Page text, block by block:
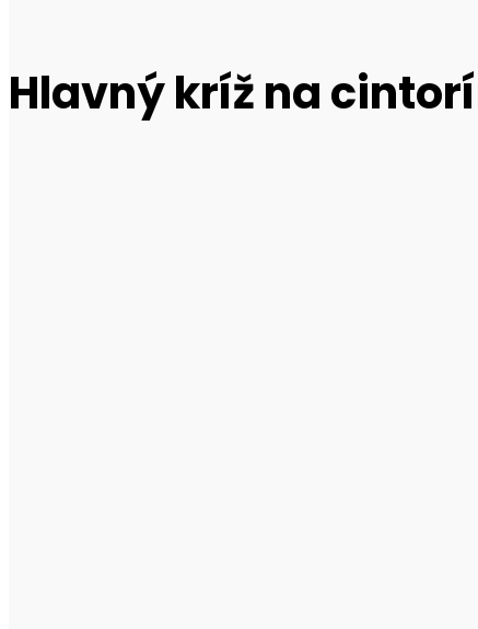
Hlavný kríž na